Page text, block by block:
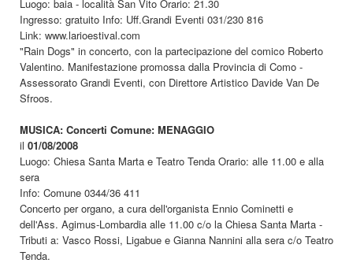
Luogo: baia - località San Vito Orario: 21.30
Ingresso: gratuito Info: Uff.Grandi Eventi 031/230 816
Link: www.larioestival.com
"Rain Dogs" in concerto, con la partecipazione del comico Roberto
Valentino. Manifestazione promossa dalla Provincia di Como -
Assessorato Grandi Eventi, con Direttore Artistico Davide Van De
Sfroos.
MUSICA: Concerti Comune: MENAGGIO
il 01/08/2008
Luogo: Chiesa Santa Marta e Teatro Tenda Orario: alle 11.00 e alla
sera
Info: Comune 0344/36 411
Concerto per organo, a cura dell'organista Ennio Cominetti e
dell'Ass. Agimus-Lombardia alle 11.00 c/o la Chiesa Santa Marta -
Tributi a: Vasco Rossi, Ligabue e Gianna Nannini alla sera c/o Teatro
Tenda.